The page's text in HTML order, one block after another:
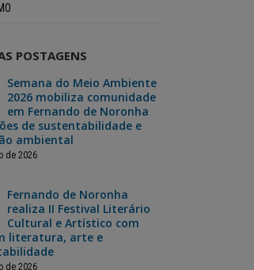
de 2026
II Festival
Cultural e
com foco em
arte e
POSTAGENS
Semana do Meio Ambiente
2026 mobiliza comunidade
em Fernando de Noronha
de sustentabilidade e
ambiental
de 2026
Fernando de Noronha
realiza II Festival Literário
Cultural e Artístico com
literatura, arte e
de 2026